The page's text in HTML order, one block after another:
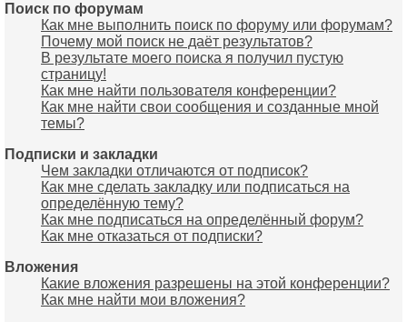
Поиск по форумам
Как мне выполнить поиск по форуму или форумам?
Почему мой поиск не даёт результатов?
В результате моего поиска я получил пустую
страницу!
Как мне найти пользователя конференции?
Как мне найти свои сообщения и созданные мной
темы?
Подписки и закладки
Чем закладки отличаются от подписок?
Как мне сделать закладку или подписаться на
определённую тему?
Как мне подписаться на определённый форум?
Как мне отказаться от подписки?
Вложения
Какие вложения разрешены на этой конференции?
Как мне найти мои вложения?